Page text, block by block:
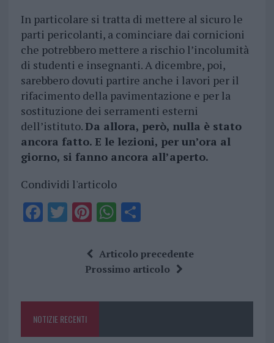
In particolare si tratta di mettere al sicuro le
parti pericolanti, a cominciare dai cornicioni
che potrebbero mettere a rischio l’incolumità
di studenti e insegnanti. A dicembre, poi,
sarebbero dovuti partire anche i lavori per il
rifacimento della pavimentazione e per la
sostituzione dei serramenti esterni
dell’istituto.Da allora, però, nulla è stato
ancora fatto. E le lezioni, per un’ora al
giorno, si fanno ancora all’aperto.
Condividi l'articolo
F
o
k
T Pi
te
re
W
at
s
p
S
a
re
Articolo precedente
Prossimo articolo
NOTIZIE RECENTI